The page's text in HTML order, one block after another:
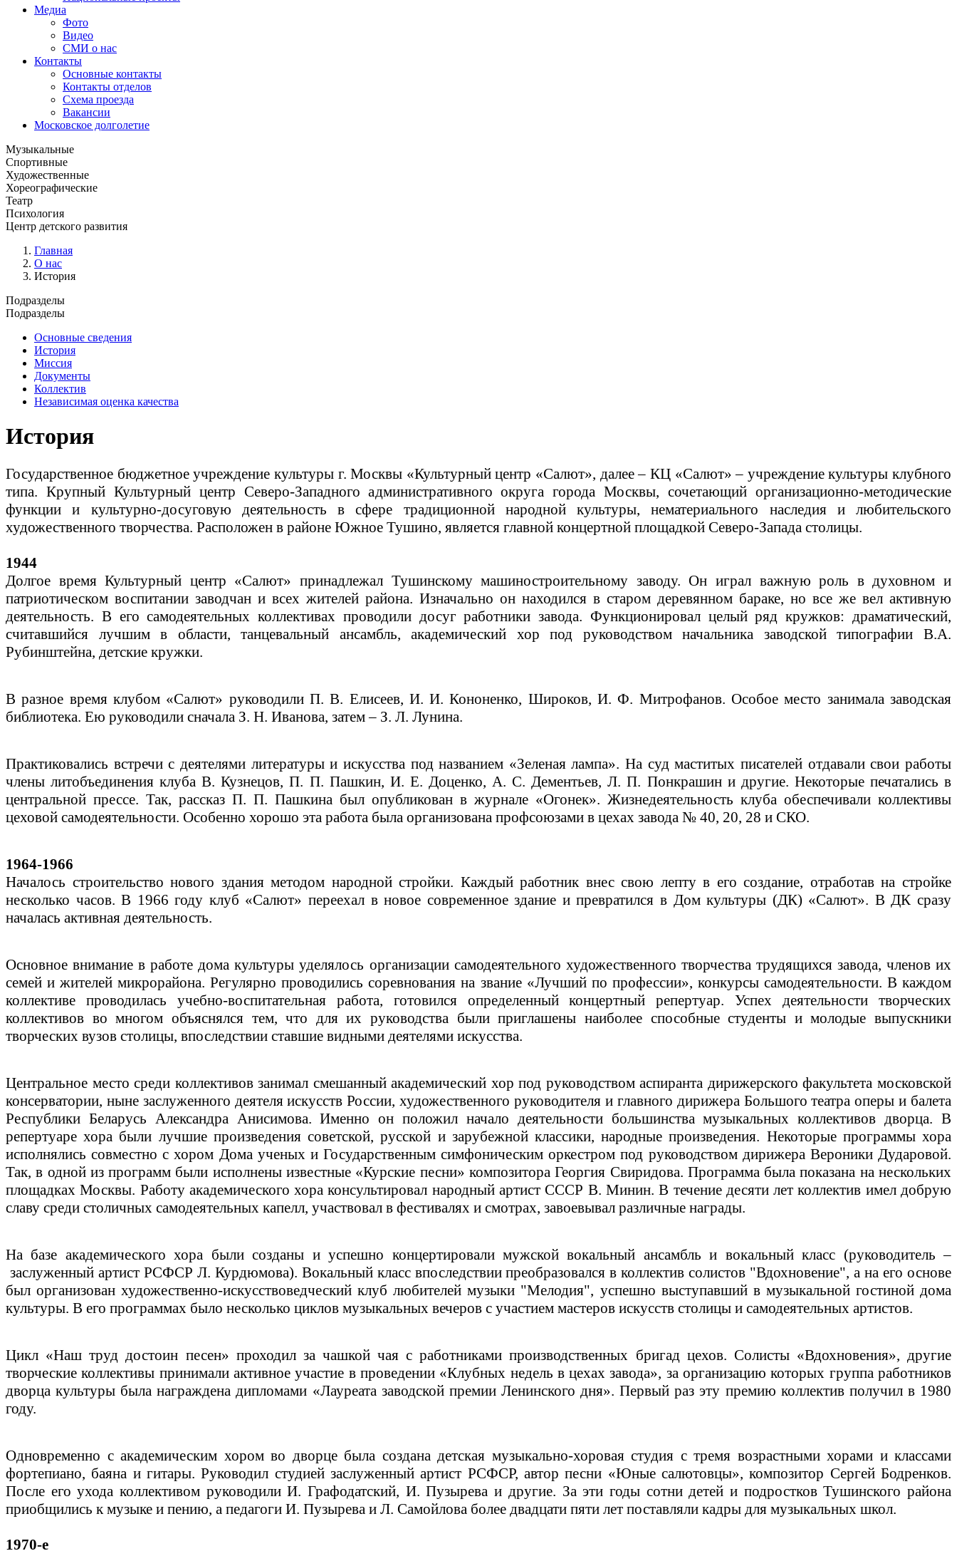
Медиа
Фото
Видео
СМИ о нас
Контакты
Основные контакты
Контакты отделов
Схема проезда
Вакансии
Московское долголетие
Музыкальные
Спортивные
Художественные
Хореографические
Театр
Психология
Центр детского развития
Главная
О нас
История
Подразделы
Подразделы
Основные сведения
История
Миссия
Документы
Коллектив
Независимая оценка качества
История
Государственное бюджетное учреждение культуры г. Москвы «Культурный центр «Салют», далее – КЦ «Салют» – учреждение культуры клубного
типа. Крупный Культурный центр Северо-Западного административного округа города Москвы, сочетающий организационно-методические
функции и культурно-досуговую деятельность в сфере традиционной народной культуры, нематериального наследия и любительского
художественного творчества. Расположен в районе Южное Тушино, является главной концертной площадкой Северо-Запада столицы.
1944
Долгое время Культурный центр «Салют» принадлежал Тушинскому машиностроительному заводу. Он играл важную роль в духовном и
патриотическом воспитании заводчан и всех жителей района. Изначально он находился в старом деревянном бараке, но все же вел активную
деятельность. В его самодеятельных коллективах проводили досуг работники завода. Функционировал целый ряд кружков: драматический,
считавшийся лучшим в области, танцевальный ансамбль, академический хор под руководством начальника заводской типографии В.А.
Рубинштейна, детские кружки.
В разное время клубом «Салют» руководили П. В. Елисеев, И. И. Кононенко, Широков, И. Ф. Митрофанов. Особое место занимала заводская
библиотека. Ею руководили сначала З. Н. Иванова, затем – З. Л. Лунина.
Практиковались встречи с деятелями литературы и искусства под названием «Зеленая лампа». На суд маститых писателей отдавали свои работы
члены литобъединения клуба В. Кузнецов, П. П. Пашкин, И. Е. Доценко, А. С. Дементьев, Л. П. Понкрашин и другие. Некоторые печатались в
центральной прессе. Так, рассказ П. П. Пашкина был опубликован в журнале «Огонек». Жизнедеятельность клуба обеспечивали коллективы
цеховой самодеятельности. Особенно хорошо эта работа была организована профсоюзами в цехах завода № 40, 20, 28 и СКО.
1964-1966
Началось строительство нового здания методом народной стройки. Каждый работник внес свою лепту в его создание, отработав на стройке
несколько часов. В 1966 году клуб «Салют» переехал в новое современное здание и превратился в Дом культуры (ДК) «Салют». В ДК сразу
началась активная деятельность.
Основное внимание в работе дома культуры уделялось организации самодеятельного художественного творчества трудящихся завода, членов их
семей и жителей микрорайона. Регулярно проводились соревнования на звание «Лучший по профессии», конкурсы самодеятельности. В каждом
коллективе проводилась учебно-воспитательная работа, готовился определенный концертный репертуар. Успех деятельности творческих
коллективов во многом объяснялся тем, что для их руководства были приглашены наиболее способные студенты и молодые выпускники
творческих вузов столицы, впоследствии ставшие видными деятелями искусства.
Центральное место среди коллективов занимал смешанный академический хор под руководством аспиранта дирижерского факультета московской
консерватории, ныне заслуженного деятеля искусств России, художественного руководителя и главного дирижера Большого театра оперы и балета
Республики Беларусь Александра Анисимова. Именно он положил начало деятельности большинства музыкальных коллективов дворца. В
репертуаре хора были лучшие произведения советской, русской и зарубежной классики, народные произведения. Некоторые программы хора
исполнялись совместно с хором Дома ученых и Государственным симфоническим оркестром под руководством дирижера Вероники Дударовой.
Так, в одной из программ были исполнены известные «Курские песни» композитора Георгия Свиридова. Программа была показана на нескольких
площадках Москвы. Работу академического хора консультировал народный артист СССР В. Минин. В течение десяти лет коллектив имел добрую
славу среди столичных самодеятельных капелл, участвовал в фестивалях и смотрах, завоевывал различные награды.
На базе академического хора были созданы и успешно концертировали мужской вокальный ансамбль и вокальный класс (руководитель –
заслуженный артист РСФСР Л. Курдюмова). Вокальный класс впоследствии преобразовался в коллектив солистов "Вдохновение", а на его основе
был организован художественно-искусствоведческий клуб любителей музыки "Мелодия", успешно выступавший в музыкальной гостиной дома
культуры. В его программах было несколько циклов музыкальных вечеров с участием мастеров искусств столицы и самодеятельных артистов.
Цикл «Наш труд достоин песен» проходил за чашкой чая с работниками производственных бригад цехов. Солисты «Вдохновения», другие
творческие коллективы принимали активное участие в проведении «Клубных недель в цехах завода», за организацию которых группа работников
дворца культуры была награждена дипломами «Лауреата заводской премии Ленинского дня». Первый раз эту премию коллектив получил в 1980
году.
Одновременно с академическим хором во дворце была создана детская музыкально-хоровая студия с тремя возрастными хорами и классами
фортепиано, баяна и гитары. Руководил студией заслуженный артист РСФСР, автор песни «Юные салютовцы», композитор Сергей Бодренков.
После его ухода коллективом руководили И. Графодатский, И. Пузырева и другие. За эти годы сотни детей и подростков Тушинского района
приобщились к музыке и пению, а педагоги И. Пузырева и Л. Самойлова более двадцати пяти лет поставляли кадры для музыкальных школ.
1970-е